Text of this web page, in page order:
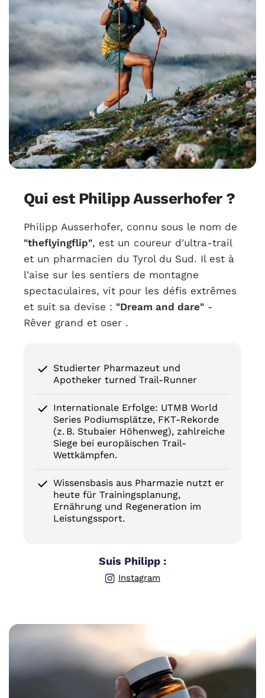
Qui est Philipp Ausserhofer ?
Philipp Ausserhofer, connu sous le nom de
"theflyingflip", est un coureur d'ultra-trail
et un pharmacien du Tyrol du Sud. Il est à
l'aise sur les sentiers de montagne
spectaculaires, vit pour les défis extrêmes
et suit sa devise : "Dream and dare" -
Rêver grand et oser .
Studierter Pharmazeut und
Apotheker turned Trail-Runner
Internationale Erfolge: UTMB World
Series Podiumsplätze, FKT-Rekorde
(z. B. Stubaier Höhenweg), zahlreiche
Siege bei europäischen Trail-
Wettkämpfen.
Wissensbasis aus Pharmazie nutzt er
heute für Trainingsplanung,
Ernährung und Regeneration im
Leistungssport.
Suis Philipp :
Instagram